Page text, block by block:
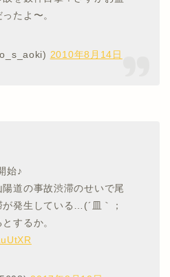
たよ〜。
2010年8月14日
始♪
道の事故渋滞のせいで尾
発生している…(´皿｀；
するか。